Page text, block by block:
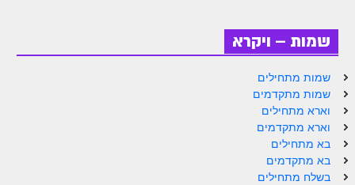
זוהר בהעלותך למתקדמים
זוהר שלח לך למתחילים
זוהר שלח לך למתקדמים
זוהר קורח למתחילים
זוהר קורח למתקדמים
שמות – ויקרא
שמות מתחילים
שמות מתקדמים
וארא מתחילים
וארא מתקדמים
בא מתחילים
בא מתקדמים
בשלח מתחילים